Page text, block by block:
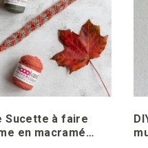
Sucette à faire
en macramé